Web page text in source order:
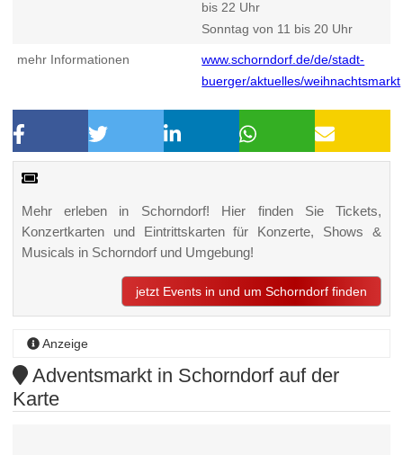
bis 22 Uhr
Sonntag von 11 bis 20 Uhr
mehr Informationen
www.schorndorf.de/de/stadt-
buerger/aktuelles/weihnachtsmarkt
Mehr erleben in Schorndorf! Hier finden Sie Tickets,
Konzertkarten und Eintrittskarten für Konzerte, Shows &
Musicals in Schorndorf und Umgebung!
jetzt Events in und um Schorndorf finden
Anzeige
Adventsmarkt in Schorndorf auf der
Karte